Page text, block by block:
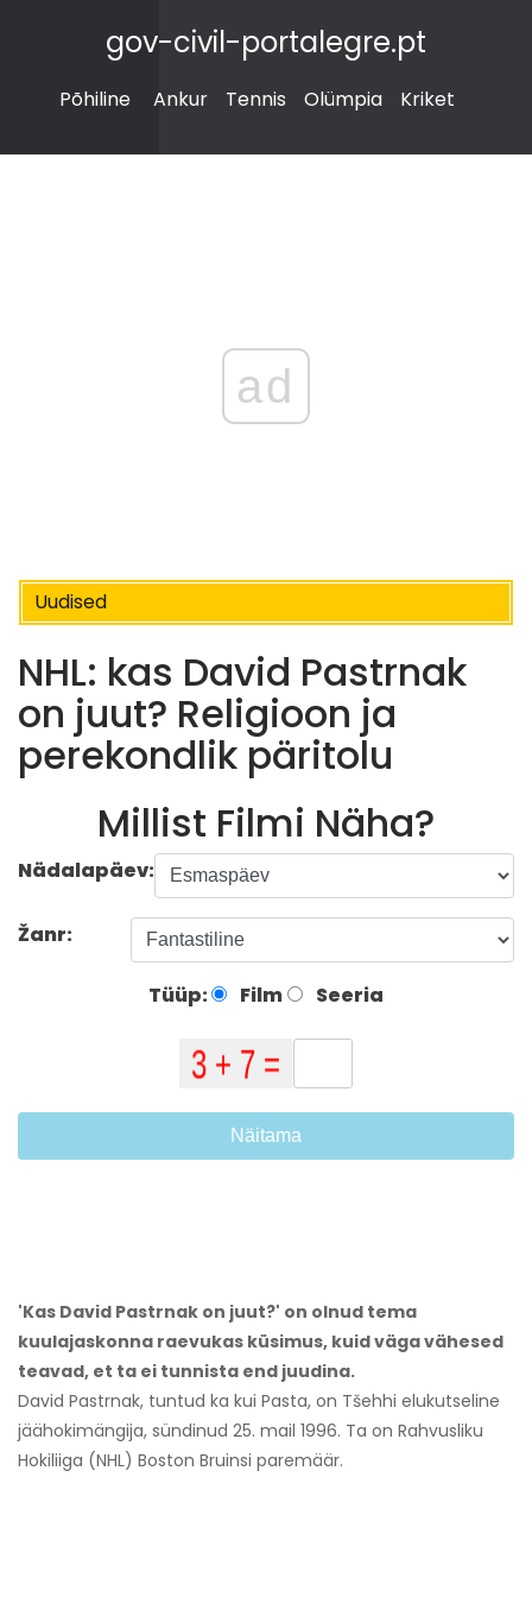
gov-civil-portalegre.pt
Põhiline Ankur Tennis Olümpia Kriket
ad
Uudised
NHL: kas David Pastrnak
on juut? Religioon ja
perekondlik päritolu
Millist Filmi Näha?
Nädalapäev:
Žanr:
Tüüp: Film Seeria
Näitama
'Kas David Pastrnak on juut?' on olnud tema
kuulajaskonna raevukas küsimus, kuid väga vähesed
teavad, et ta ei tunnista end juudina.
David Pastrnak, tuntud ka kui Pasta, on Tšehhi elukutseline
jäähokimängija, sündinud 25. mail 1996. Ta on Rahvusliku
Hokiliiga (NHL) Boston Bruinsi paremäär.